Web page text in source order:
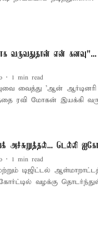
வருவதுதான் என் கனவு"...
1 min read
'ஆன் ஆர்டினரி மேன்' என்ற
ரவி மோகன் இயக்கி
அச்சுறுத்தல்... டெல்லி
1 min read
டிஜிட்டல் ஆள்மாறாட்டத்திற்கு
வழக்கு